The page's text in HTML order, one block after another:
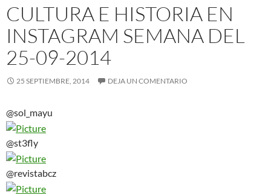
CULTURA E HISTORIA EN
INSTAGRAM SEMANA DEL
25-09-2014
25 SEPTIEMBRE, 2014 DEJA UN COMENTARIO
@sol_mayu
@st3fly
@revistabcz